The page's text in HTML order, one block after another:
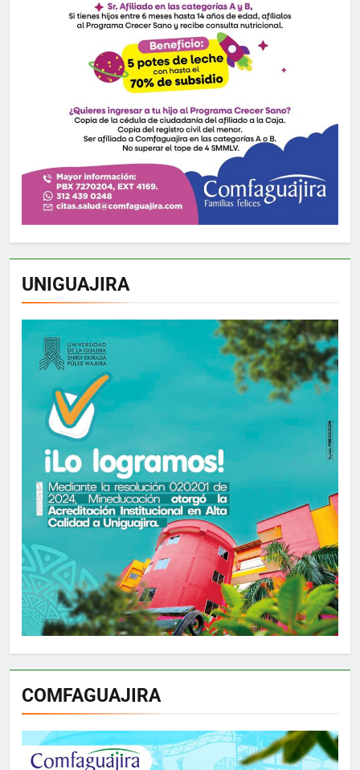
UNIGUAJIRA
COMFAGUAJIRA